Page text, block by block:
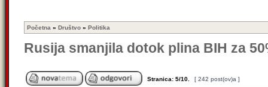
Početna » Društvo » Politika
Rusija smanjila dotok plina BIH za
Stranica: 5/10 [ 242 post(ov)a ]